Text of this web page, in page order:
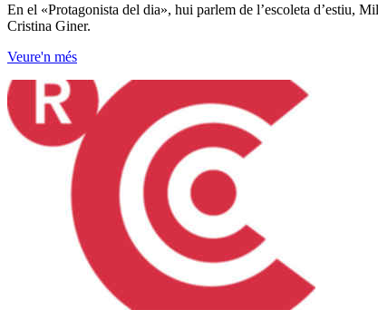
En el «Protagonista del dia», hui parlem de l’escoleta d’estiu,
Cristina Giner.
Veure'n més